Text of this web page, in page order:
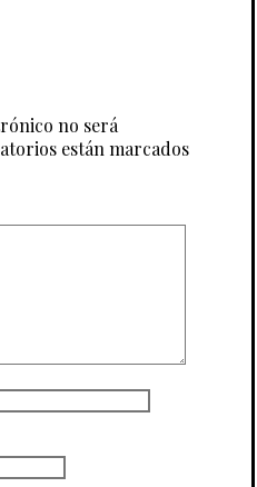
no será
están marcados